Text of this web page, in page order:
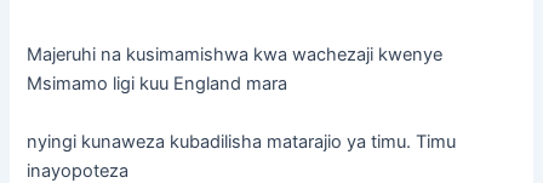
Majeruhi na kusimamishwa kwa wachezaji kwenye
Msimamo ligi kuu England mara
nyingi kunaweza kubadilisha matarajio ya timu. Timu
inayopoteza